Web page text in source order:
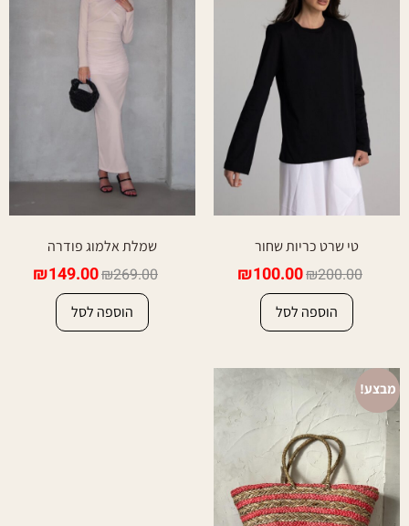
טי שרט כריות שחור
₪200.00
₪100.00
הוספה לסל
שמלת אלמוג פודרה
₪269.00
₪149.00
הוספה לסל
מבצע!